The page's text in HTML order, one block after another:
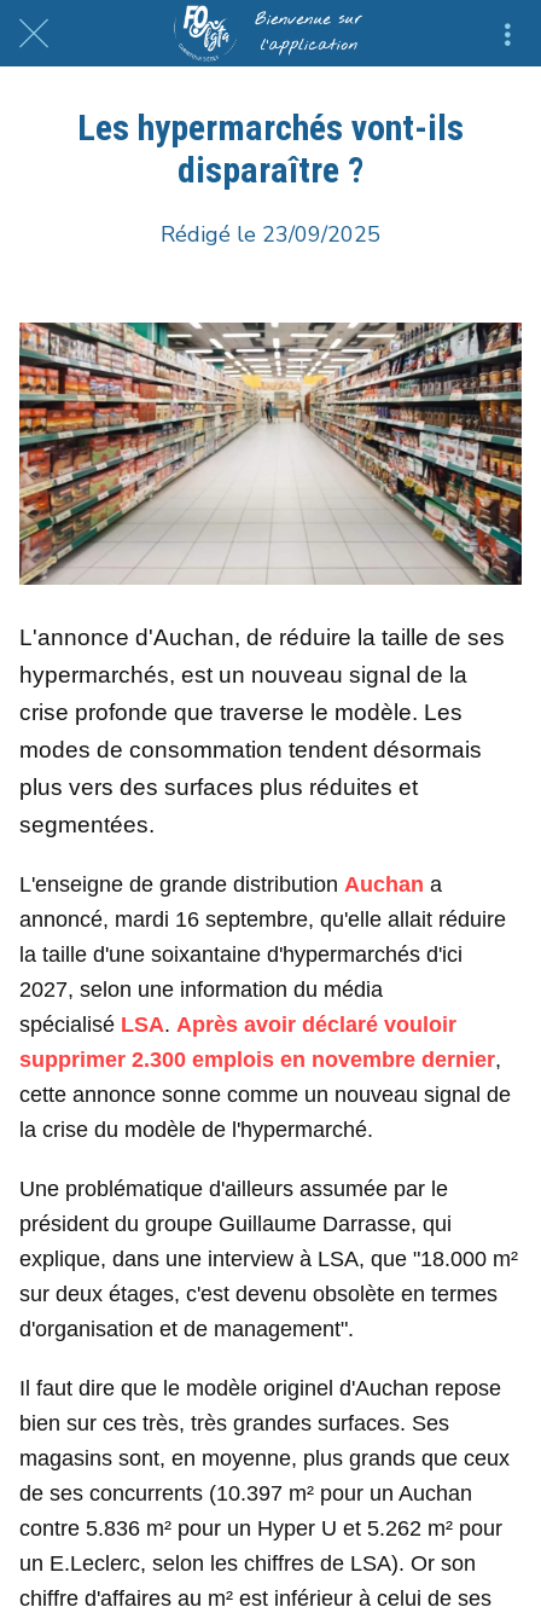
Les hypermarchés vont-ils
disparaître ?
Rédigé le 23/09/2025
L'annonce d'Auchan, de réduire la taille de ses
hypermarchés, est un nouveau signal de la
crise profonde que traverse le modèle. Les
modes de consommation tendent désormais
plus vers des surfaces plus réduites et
segmentées.
L'enseigne de grande distribution Auchan a
annoncé, mardi 16 septembre, qu'elle allait réduire
la taille d'une soixantaine d'hypermarchés d'ici
2027, selon une information du média
spécialisé LSA. Après avoir déclaré vouloir
supprimer 2.300 emplois en novembre dernier,
cette annonce sonne comme un nouveau signal de
la crise du modèle de l'hypermarché.
Une problématique d'ailleurs assumée par le
président du groupe Guillaume Darrasse, qui
explique, dans une interview à LSA, que "18.000 m²
sur deux étages, c'est devenu obsolète en termes
d'organisation et de management".
Il faut dire que le modèle originel d'Auchan repose
bien sur ces très, très grandes surfaces. Ses
magasins sont, en moyenne, plus grands que ceux
de ses concurrents (10.397 m² pour un Auchan
contre 5.836 m² pour un Hyper U et 5.262 m² pour
un E.Leclerc, selon les chiffres de LSA). Or son
chiffre d'affaires au m² est inférieur à celui de ses